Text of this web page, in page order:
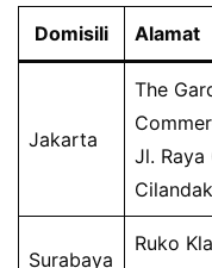
Domisili Alamat
Jakarta
The
Jl. Raya
Surabaya
Ruko